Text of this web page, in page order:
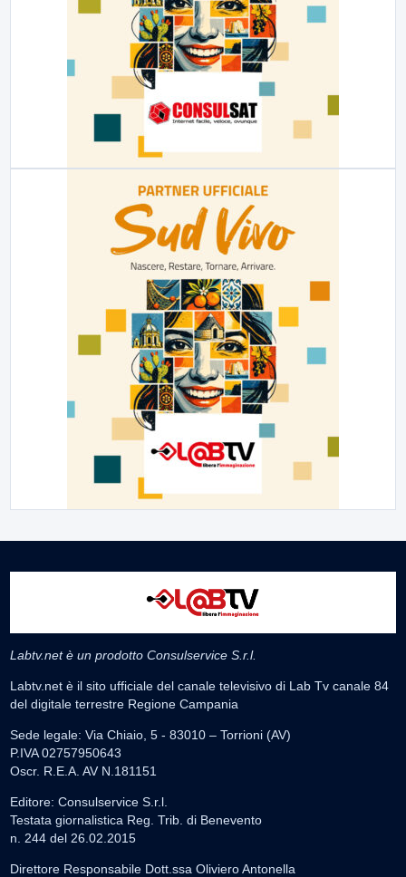
Labtv.net è un prodotto Consulservice S.r.l.
Labtv.net è il sito ufficiale del canale televisivo di Lab Tv canale 84
del digitale terrestre Regione Campania
Sede legale: Via Chiaio, 5 - 83010 – Torrioni (AV)
P.IVA 02757950643
Oscr. R.E.A. AV N.181151
Editore: Consulservice S.r.l.
Testata giornalistica Reg. Trib. di Benevento
n. 244 del 26.02.2015
Direttore Responsabile Dott.ssa Oliviero Antonella